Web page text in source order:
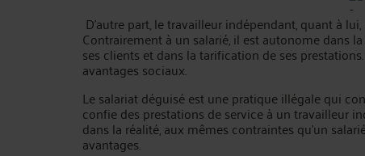
D’autre part, le travailleur indépendant, quant à
Contrairement à un salarié, il est autonome dans
ses clients et dans la tarification de ses
avantages sociaux.
Le salariat déguisé est une pratique illégale qui
confie des prestations de service à un travailleur
dans la réalité, aux mêmes contraintes qu’un
avantages.